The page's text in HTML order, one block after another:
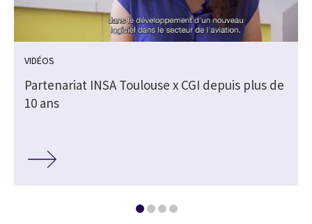
VIDÉOS
Partenariat INSA Toulouse x CGI depuis plus de
10 ans